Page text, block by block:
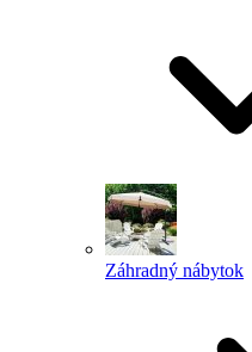
Záhradný nábytok